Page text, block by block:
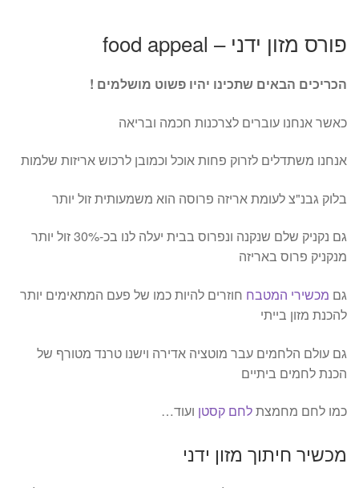
פורס מזון ידני – food appeal
הכריכים הבאים שתכינו יהיו פשוט מושלמים !
כאשר אנחנו עוברים לצרכנות חכמה ובריאה
אנחנו משתדלים לזרוק פחות אוכל וכמובן לרכוש אריזות שלמות
בלוק גבנ"צ לעומת אריזה פרוסה הוא משמעותית זול יותר
גם נקניק שלם שנקנה ונפרוס בבית יעלה לנו בכ-30% זול יותר
מנקניק פרוס באריזה
גם מכשירי המטבח חוזרים להיות כמו של פעם המתאימים יותר
להכנת מזון בייתי
גם עולם הלחמים עבר מוטציה אדירה וישנו טרנד מטורף של
הכנת לחמים ביתיים
כמו לחם מחמצתלחם קסטן ועוד…
מכשיר חיתוך מזון ידני